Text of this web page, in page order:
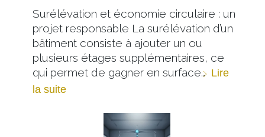
Surélévation et économie circulaire : un
projet responsable La surélévation d’un
bâtiment consiste à ajouter un ou
plusieurs étages supplémentaires, ce
qui permet de gagner en surface… Lire
la suite